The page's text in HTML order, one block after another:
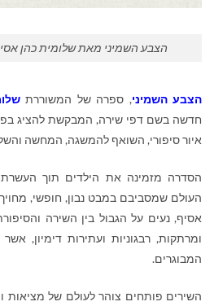
הצבע השמיני מאת שלומית כהן
הצבע השמיני, ספרה של המשוררת
חדשה בשם דפי שירה, המבקשת להציג
איור סיפורי, השואף להמשגה, המחשה
הסדרה מזמינה את הילדים תוך
העולם שמסביבם במבט נבון, חופשי,
אסיף, נעים על הגבול בין השירה
ומרתקות, רבגוניות ועתירות דימיון,
המבוגרים.
השירים פותחים צוהר לעולם של